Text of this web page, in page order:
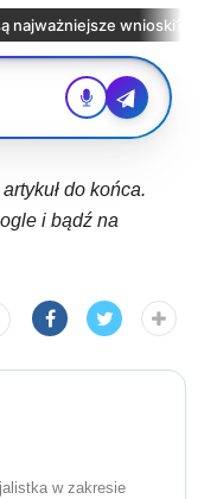
do końca.
i bądź na
w zakresie